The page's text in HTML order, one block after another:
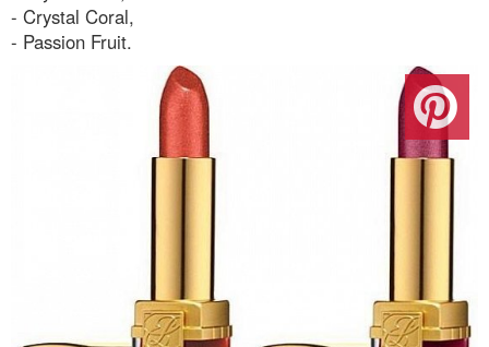
- Crystal Coral,
- Passion Fruit.